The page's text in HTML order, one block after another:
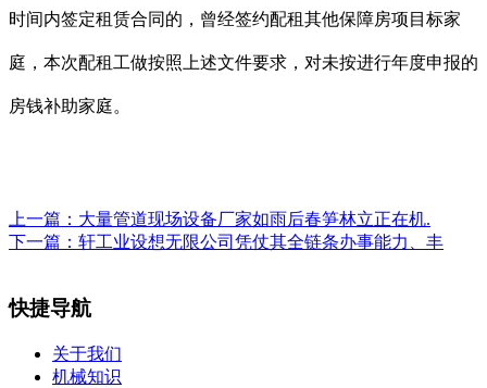
时间内签定租赁合同的，曾经签约配租其他保障房项目标家
庭，本次配租工做按照上述文件要求，对未按进行年度申报的
房钱补助家庭。
上一篇： 大量管道现场设备厂家如雨后春笋林立正在机.
下一篇： 轩工业设想无限公司凭仗其全链条办事能力、丰
快捷导航
关于我们
机械知识